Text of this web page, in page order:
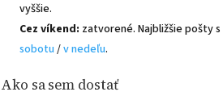
vyššie.
Cez víkend: zatvorené. Najbližšie pošty
sobotu /v nedeľu.
Ako sa sem dostať